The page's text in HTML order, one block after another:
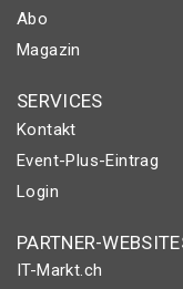
Abo
Magazin
SERVICES
Kontakt
Event-Plus-Eintrag
Login
PARTNER-
IT-Markt.ch